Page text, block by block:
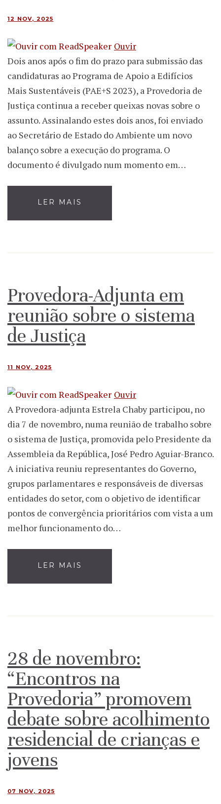
12 NOV, 2025
Ouvir
Dois anos após o fim do prazo para submissão das
candidaturas ao Programa de Apoio a Edifícios
Mais Sustentáveis (PAE+S 2023), a Provedoria de
Justiça continua a receber queixas novas sobre o
assunto. Assinalando estes dois anos, foi enviado
ao Secretário de Estado do Ambiente um novo
balanço sobre a execução do programa. O
documento é divulgado num momento em…
LER MAIS
Provedora-Adjunta em
reunião sobre o sistema
de Justiça
11 NOV, 2025
Ouvir
A Provedora-adjunta Estrela Chaby participou, no
dia 7 de novembro, numa reunião de trabalho sobre
o sistema de Justiça, promovida pelo Presidente da
Assembleia da República, José Pedro Aguiar-Branco.
A iniciativa reuniu representantes do Governo,
grupos parlamentares e responsáveis de diversas
entidades do setor, com o objetivo de identificar
pontos de convergência prioritários com vista a um
melhor funcionamento do…
LER MAIS
28 de novembro:
“Encontros na
Provedoria” promovem
debate sobre acolhimento
residencial de crianças e
jovens
07 NOV, 2025